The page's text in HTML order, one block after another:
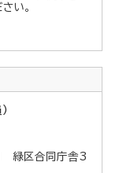
い。
緑区合同庁舎3